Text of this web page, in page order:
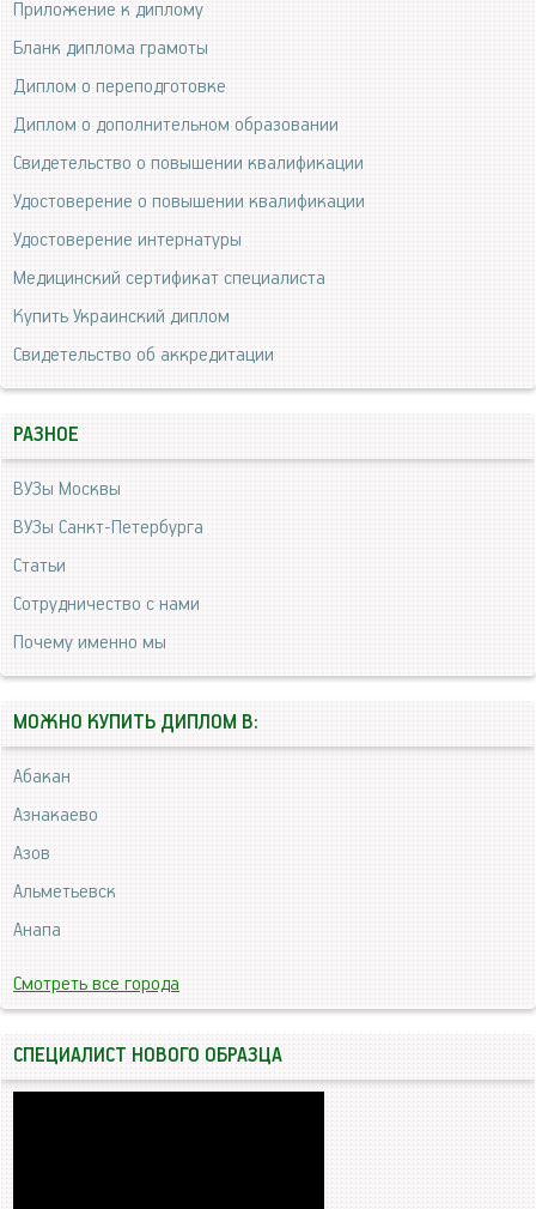
Приложение к диплому
Бланк диплома грамоты
Диплом о переподготовке
Диплом о дополнительном образовании
Свидетельство о повышении квалификации
Удостоверение о повышении квалификации
Удостоверение интернатуры
Медицинский сертификат специалиста
Купить Украинский диплом
Свидетельство об аккредитации
РАЗНОЕ
ВУЗы Москвы
ВУЗы Санкт-Петербурга
Статьи
Сотрудничество с нами
Почему именно мы
МОЖНО КУПИТЬ ДИПЛОМ В:
Абакан
Азнакаево
Азов
Альметьевск
Анапа
Смотреть все города
СПЕЦИАЛИСТ НОВОГО ОБРАЗЦА